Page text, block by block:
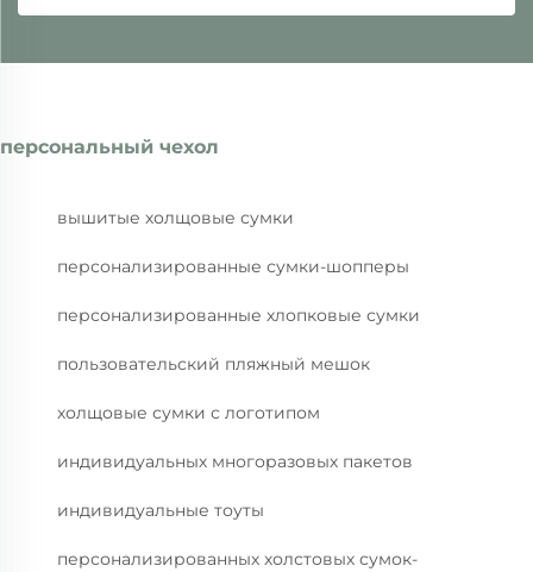
персональный чехол
вышитые холщовые сумки
персонализированные сумки-шопперы
персонализированные хлопковые сумки
пользовательский пляжный мешок
холщовые сумки с логотипом
индивидуальных многоразовых пакетов
индивидуальные тоуты
персонализированных холстовых сумок-